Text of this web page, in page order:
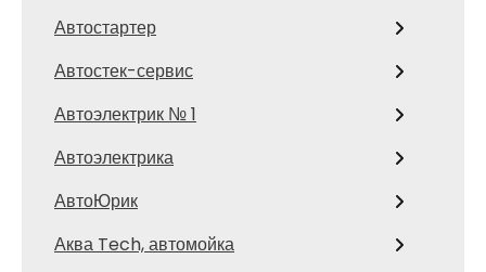
Автостартер
Автостек-сервис
Автоэлектрик № 1
Автоэлектрика
АвтоЮрик
Аква Tech, автомойка